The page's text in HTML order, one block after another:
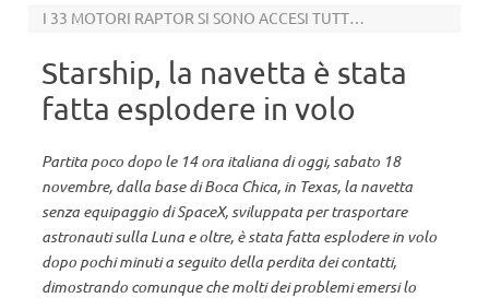
I 33 MOTORI RAPTOR SI SONO ACCESI TUTTI, RAGGIUNTA QUOTA 150 KM
Starship, la navetta è stata
fatta esplodere in volo
Partita poco dopo le 14 ora italiana di oggi, sabato 18
novembre, dalla base di Boca Chica, in Texas, la navetta
senza equipaggio di SpaceX, sviluppata per trasportare
astronauti sulla Luna e oltre, è stata fatta esplodere in volo
dopo pochi minuti a seguito della perdita dei contatti,
dimostrando comunque che molti dei problemi emersi lo